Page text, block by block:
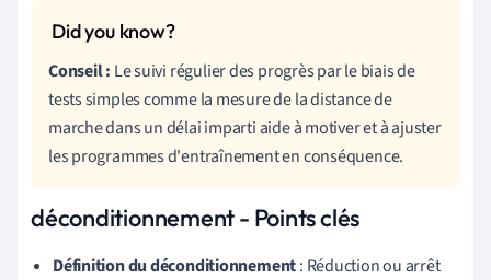
Conseil : Le suivi régulier des progrès par le biais de
tests simples comme la mesure de la distance de
marche dans un délai imparti aide à motiver et à ajuster
les programmes d'entraînement en conséquence.
déconditionnement - Points clés
Définition du déconditionnement: Réduction ou arrêt